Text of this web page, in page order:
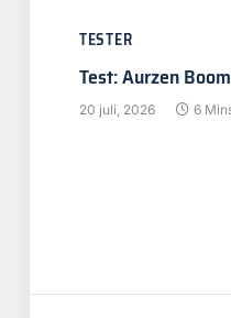
TESTER
Test: Aurzen
20 juli, 2026 6